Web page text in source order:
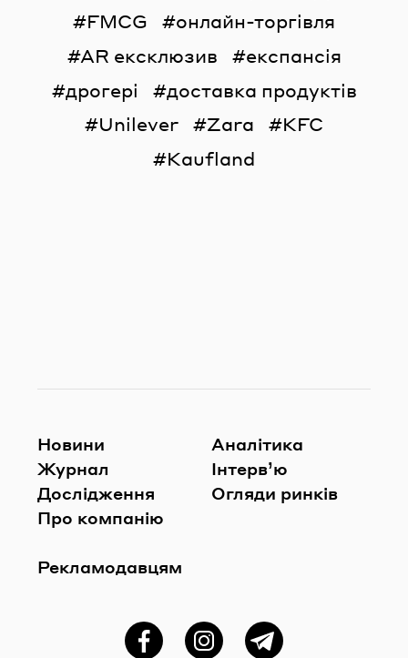
FMCG
онлайн-торгівля
AR ексклюзив
експансія
дрогері
доставка продуктів
Unilever
Zara
KFC
Kaufland
Новини
Журнал
Дослідження
Про компанію
Рекламодавцям
Аналітика
Інтерв’ю
Огляди ринків
ФейсбукInstagramTelegram